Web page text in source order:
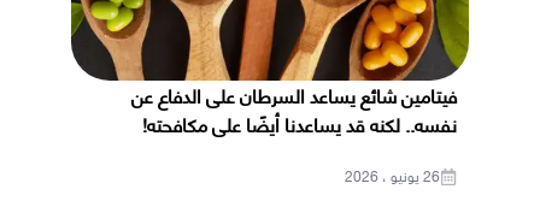
فيتامين شائع يساعد السرطان على الدفاع عن
نفسه.. لكنه قد يساعدنا أيضًا على مكافحته!
26 يونيو ، 2026